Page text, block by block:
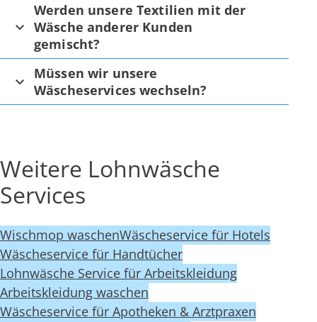
Werden unsere Textilien mit der
Wäsche anderer Kunden
gemischt?
Müssen wir unsere
Wäscheservices wechseln?
Weitere Lohnwäsche
Services
Wischmop waschenWäscheservice für Hotels
Wäscheservice für Handtücher
Lohnwäsche Service für Arbeitskleidung
Arbeitskleidung waschen
Wäscheservice für Apotheken & Arztpraxen